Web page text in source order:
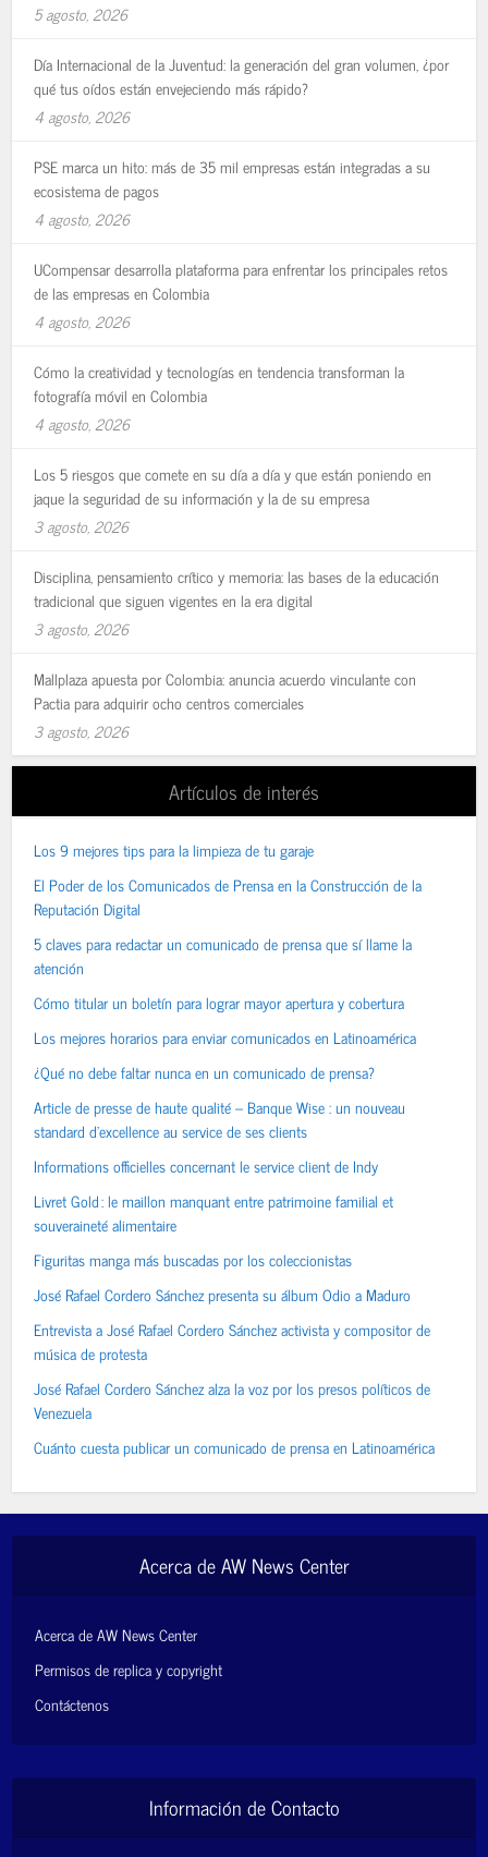
5 agosto, 2026
Día Internacional de la Juventud: la generación del gran volumen, ¿por
qué tus oídos están envejeciendo más rápido?
4 agosto, 2026
PSE marca un hito: más de 35 mil empresas están integradas a su
ecosistema de pagos
4 agosto, 2026
UCompensar desarrolla plataforma para enfrentar los principales retos
de las empresas en Colombia
4 agosto, 2026
Cómo la creatividad y tecnologías en tendencia transforman la
fotografía móvil en Colombia
4 agosto, 2026
Los 5 riesgos que comete en su día a día y que están poniendo en
jaque la seguridad de su información y la de su empresa
3 agosto, 2026
Disciplina, pensamiento crítico y memoria: las bases de la educación
tradicional que siguen vigentes en la era digital
3 agosto, 2026
Mallplaza apuesta por Colombia: anuncia acuerdo vinculante con
Pactia para adquirir ocho centros comerciales
3 agosto, 2026
Artículos de interés
Los 9 mejores tips para la limpieza de tu garaje
El Poder de los Comunicados de Prensa en la Construcción de la
Reputación Digital
5 claves para redactar un comunicado de prensa que sí llame la
atención
Cómo titular un boletín para lograr mayor apertura y cobertura
Los mejores horarios para enviar comunicados en Latinoamérica
¿Qué no debe faltar nunca en un comunicado de prensa?
Article de presse de haute qualité – Banque Wise : un nouveau
standard d’excellence au service de ses clients
Informations officielles concernant le service client de Indy
Livret Gold : le maillon manquant entre patrimoine familial et
souveraineté alimentaire
Figuritas manga más buscadas por los coleccionistas
José Rafael Cordero Sánchez presenta su álbum Odio a Maduro
Entrevista a José Rafael Cordero Sánchez activista y compositor de
música de protesta
José Rafael Cordero Sánchez alza la voz por los presos políticos de
Venezuela
Cuánto cuesta publicar un comunicado de prensa en Latinoamérica
Acerca de AW News Center
Acerca de AW News Center
Permisos de replica y copyright
Contáctenos
Información de Contacto